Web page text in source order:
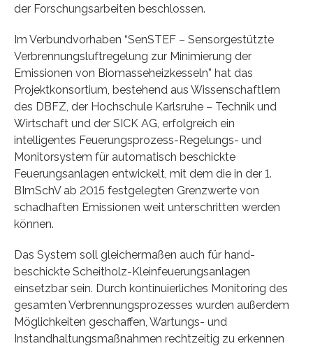
der Forschungsarbeiten beschlossen.
Im Verbundvorhaben “SenSTEF – Sensorgestützte
Verbrennungsluftregelung zur Minimierung der
Emissionen von Biomasseheizkesseln” hat das
Projektkonsortium, bestehend aus Wissenschaftlern
des DBFZ, der Hochschule Karlsruhe – Technik und
Wirtschaft und der SICK AG, erfolgreich ein
intelligentes Feuerungsprozess-Regelungs- und
Monitorsystem für automatisch beschickte
Feuerungsanlagen entwickelt, mit dem die in der 1.
BImSchV ab 2015 festgelegten Grenzwerte von
schadhaften Emissionen weit unterschritten werden
können.
Das System soll gleichermaßen auch für hand-
beschickte Scheitholz-Kleinfeuerungsanlagen
einsetzbar sein. Durch kontinuierliches Monitoring des
gesamten Verbrennungsprozesses wurden außerdem
Möglichkeiten geschaffen, Wartungs- und
Instandhaltungsmaßnahmen rechtzeitig zu erkennen